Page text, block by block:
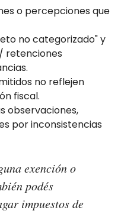
o percepciones que
no categorizado" y
retenciones
no reflejen
fiscal.
observaciones,
por inconsistencias
exención o
podés
impuestos de